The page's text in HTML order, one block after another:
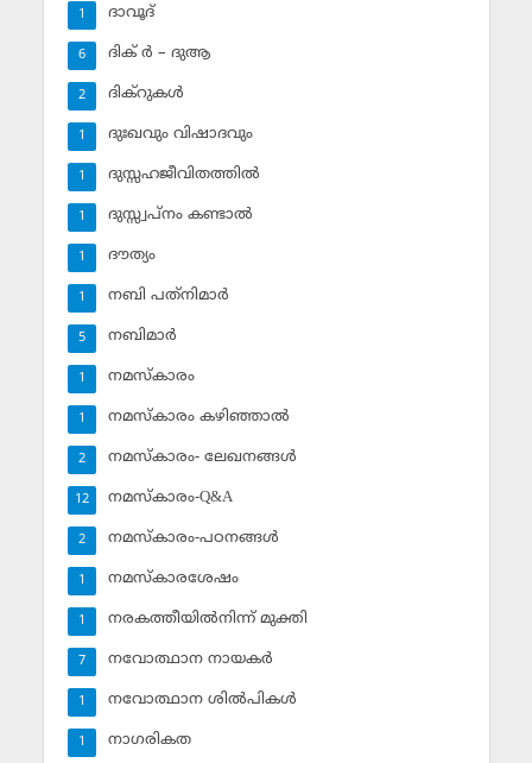
ദാവൂദ്‌
1
ദിക് ര്‍ – ദുആ
6
ദിക്‌റുകള്‍
2
ദുഃഖവും വിഷാദവും
1
ദുസ്സഹജീവിതത്തില്‍
1
ദുസ്സ്വപ്‌നം കണ്ടാല്‍
1
ദൗത്യം
1
നബി പത്‌നിമാര്‍
1
നബിമാര്‍
5
നമസ്‌കാരം
1
നമസ്‌കാരം കഴിഞ്ഞാല്‍
1
നമസ്‌കാരം- ലേഖനങ്ങള്‍
2
നമസ്‌കാരം-Q&A
12
നമസ്‌കാരം-പഠനങ്ങള്‍
2
നമസ്‌കാരശേഷം
1
നരകത്തീയില്‍നിന്ന് മുക്തി
1
നവോത്ഥാന നായകര്‍
7
നവോത്ഥാന ശില്‍പികള്‍
1
നാഗരികത
1